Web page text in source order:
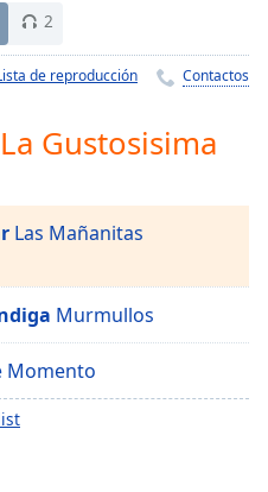
2
de reproducción Contactos
Gustosisima
Las Mañanitas
Murmullos
Momento